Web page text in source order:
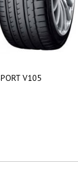
V105